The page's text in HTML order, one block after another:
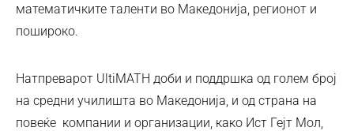
математичките таленти во Македонија, регионот и
пошироко.
Натпреварот UltiMATH доби и поддршка од голем број
на средни училишта во Македонија, и од страна на
повеќе компании и организации, како Ист Гејт Мол,